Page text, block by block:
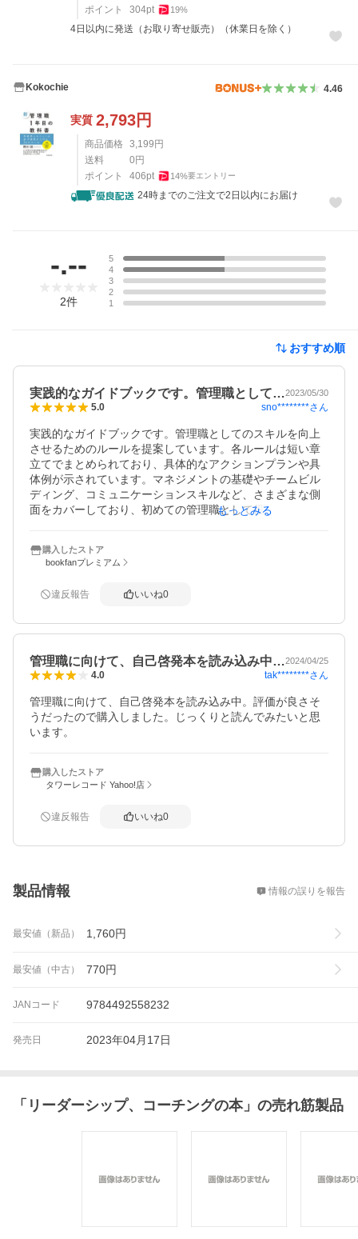
ポイント
304pt 19%
4日以内に発送（お取り寄せ販売）（休業日を除く）
Kokochie 4.46
実質 2,793円
商品価格 3,199円
送料
0円
ポイント
406pt 14%要エントリー
24時までのご注文で2日以内にお届け
-.--
2件
5
4
3
2
1
おすすめ順
実践的なガイドブックです。管理職として…2023/05/30
5.0 sno********さん
実践的なガイドブックです。管理職としてのスキルを向上
させるためのルールを提案しています。各ルールは短い章
立てでまとめられており、具体的なアクションプランや具
体例が示されています。マネジメントの基礎やチームビル
ディング、コミュニケーションスキルなど、さまざまな側
面をカバーしており、初めての管理職として役立つ一冊で
もっとみる
購入したストア
bookfanプレミアム
違反報告 いいね0
管理職に向けて、自己啓発本を読み込み中…2024/04/25
4.0 tak********さん
管理職に向けて、自己啓発本を読み込み中。評価が良さそ
うだったので購入しました。じっくりと読んでみたいと思
います。
購入したストア
タワーレコード Yahoo!店
違反報告 いいね0
製品情報 情報の誤りを報告
最安値（新品） 1,760円
最安値（中古） 770円
JANコード 9784492558232
発売日 2023年04月17日
「 リーダーシップ、コーチングの本」の売れ筋製品